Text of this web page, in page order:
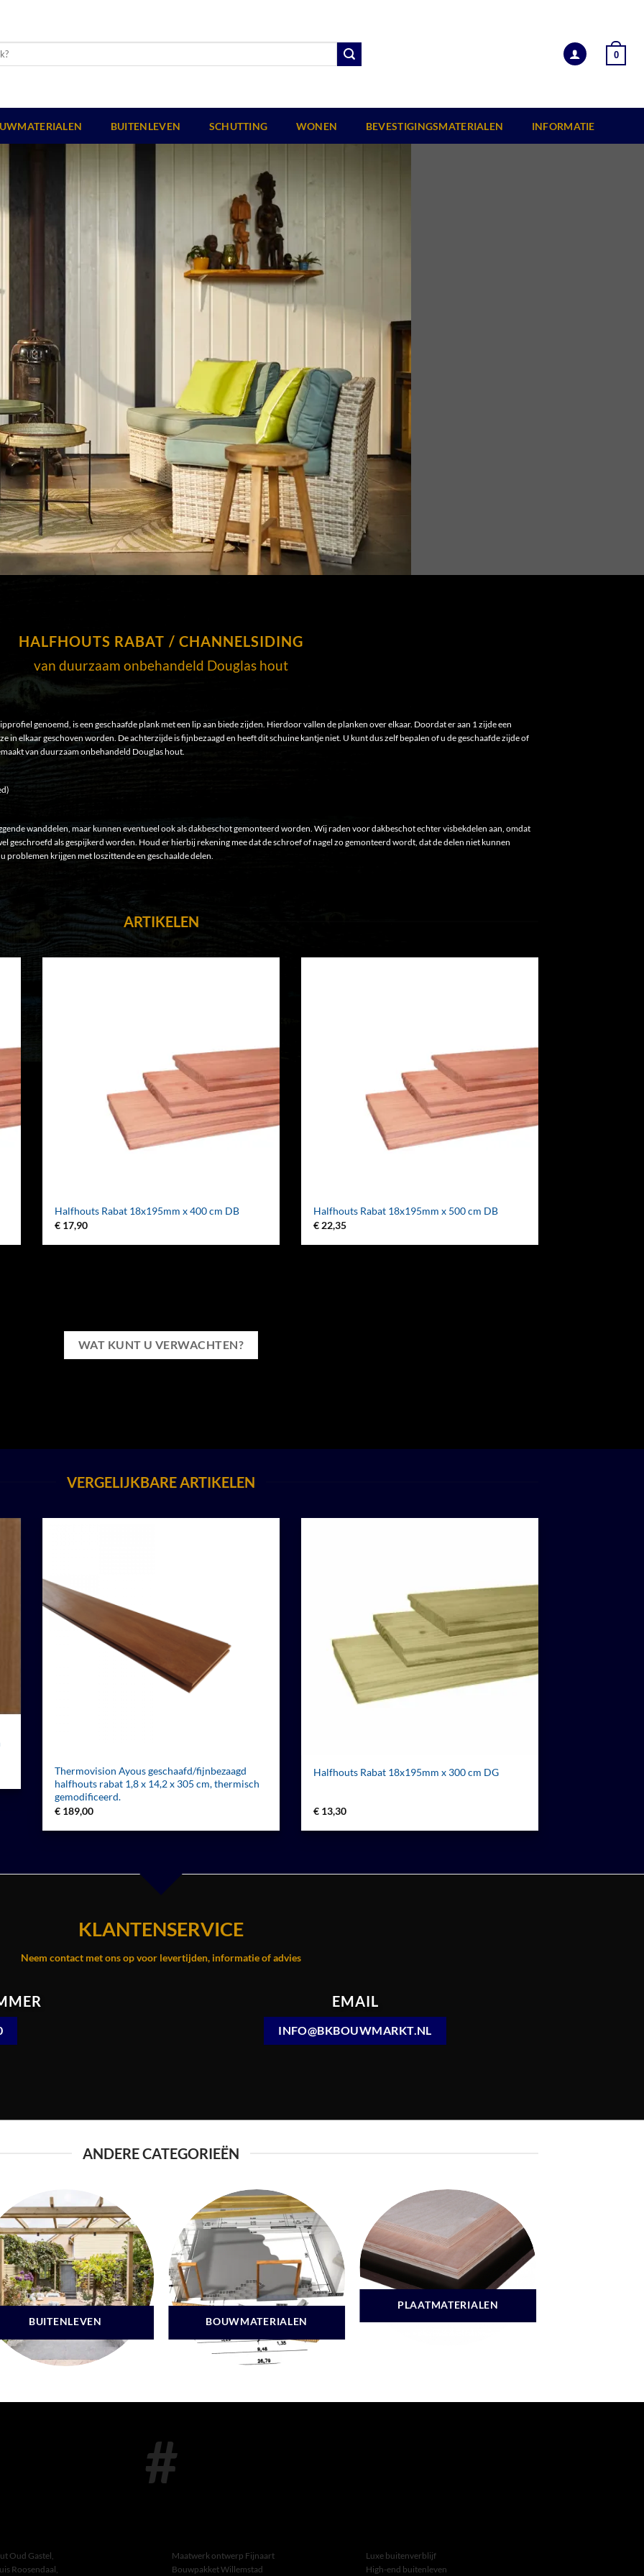
0
BUITENLEVEN SCHUTTING WONEN BEVESTIGINGSMATERIALEN INFORMATIE
HALFHOUTS RABAT / CHANNELSIDING
van duurzaam onbehandeld Douglas hout
genoemd, is een geschaafde plank met een lip aan biede zijden. Hierdoor vallen de planken over elkaar. Doordat er aan 1 zijde een
in elkaar geschoven worden. De achterzijde is fijnbezaagd en heeft dit schuine kantje niet. U kunt dus zelf bepalen of u de geschaafde zijde of
van duurzaam onbehandeld Douglas hout.
wanddelen, maar kunnen eventueel ook als dakbeschot gemonteerd worden. Wij raden voor dakbeschot echter visbekdelen aan, omdat
geschroefd als gespijkerd worden. Houd er hierbij rekening mee dat de schroef of nagel zo gemonteerd wordt, dat de delen niet kunnen
krijgen met loszittende en geschaalde delen.
ARTIKELEN
Halfhouts Rabat 18x195mm x 400 cm DB
€ 17,90
Halfhouts Rabat 18x195mm x 500 cm DB
€ 22,35
WAT KUNT U VERWACHTEN?
VERGELIJKBARE ARTIKELEN
Thermovision Ayous geschaafd/fijnbezaagd
halfhouts rabat 1,8 x 14,2 x 305 cm, thermisch
gemodificeerd.
€ 189,00
Halfhouts Rabat 18x195mm x 300 cm DG
€ 13,30
KLANTENSERVICE
Neem contact met ons op voor levertijden, informatie of advies
EMAIL
INFO@BKBOUWMARKT.NL
ANDERE CATEGORIEËN
BUITENLEVEN BOUWMATERIALEN
PLAATMATERIALEN
#
Oud Gastel,
Roosendaal,
Maatwerk ontwerp Fijnaart
Bouwpakket Willemstad
Luxe buitenverblijf
High-end buitenleven